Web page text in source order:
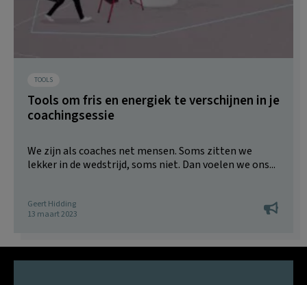
TOOLS
Tools om fris en energiek te verschijnen in je
coachingsessie
We zijn als coaches net mensen. Soms zitten we
lekker in de wedstrijd, soms niet. Dan voelen we ons...
Geert Hidding
13 maart 2023